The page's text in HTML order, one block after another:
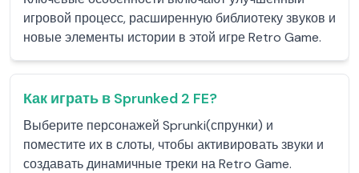
игровой процесс, расширенную библиотеку звуков и
новые элементы истории в этой игре Retro Game.
Как играть в Sprunked 2 FE?
Выберите персонажей Sprunki(спрунки) и
поместите их в слоты, чтобы активировать звуки и
создавать динамичные треки на Retro Game.